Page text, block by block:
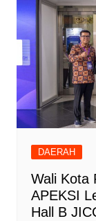
DAERAH
Wali Kota
APEKSI
Hall B